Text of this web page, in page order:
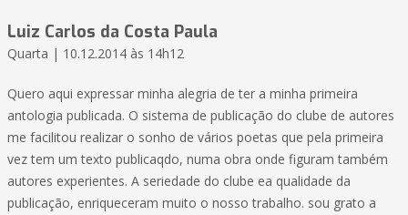
Luiz Carlos da Costa Paula
Quarta | 10.12.2014 às 14h12
Quero aqui expressar minha alegria de ter a minha primeira
antologia publicada. O sistema de publicação do clube de autores
me facilitou realizar o sonho de vários poetas que pela primeira
vez tem um texto publicaqdo, numa obra onde figuram também
autores experientes. A seriedade do clube ea qualidade da
publicação, enriqueceram muito o nosso trabalho. sou grato a